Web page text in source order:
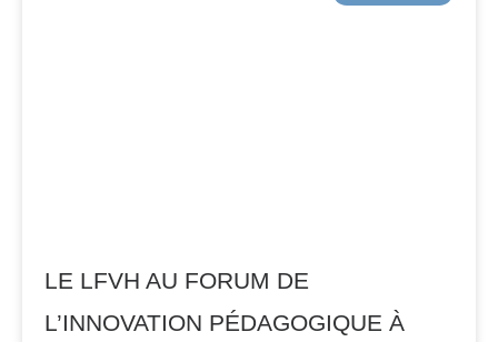
LE LFVH AU FORUM DE
L’INNOVATION PÉDAGOGIQUE À